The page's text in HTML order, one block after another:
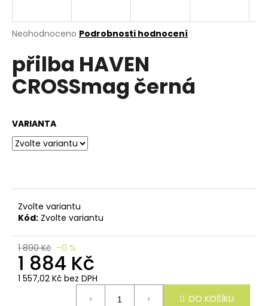
Průměrné
produktu
je
0,0
z
Neohodnoceno Podrobnosti hodnocení
přilba HAVEN
CROSSmag černá
VARIANTA
Zvolte variantu
Kód: Zvolte variantu
1 890 Kč –0 %
1 884 Kč
1 557,02 Kč bez DPH
DO KOŠÍKU
n
a
í
t
?
D
o
p
o
u